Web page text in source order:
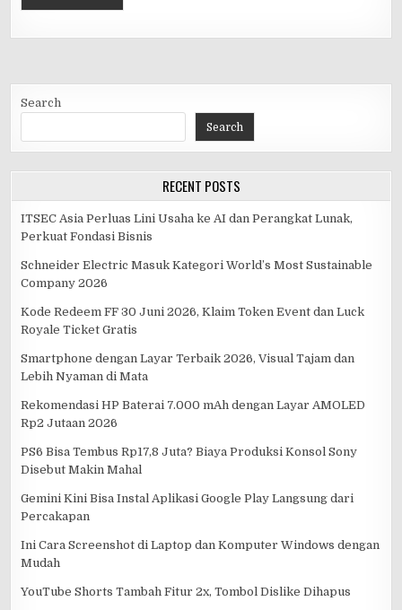
Search
Search
RECENT POSTS
ITSEC Asia Perluas Lini Usaha ke AI dan Perangkat Lunak,
Perkuat Fondasi Bisnis
Schneider Electric Masuk Kategori World’s Most Sustainable
Company 2026
Kode Redeem FF 30 Juni 2026, Klaim Token Event dan Luck
Royale Ticket Gratis
Smartphone dengan Layar Terbaik 2026, Visual Tajam dan
Lebih Nyaman di Mata
Rekomendasi HP Baterai 7.000 mAh dengan Layar AMOLED
Rp2 Jutaan 2026
PS6 Bisa Tembus Rp17,8 Juta? Biaya Produksi Konsol Sony
Disebut Makin Mahal
Gemini Kini Bisa Instal Aplikasi Google Play Langsung dari
Percakapan
Ini Cara Screenshot di Laptop dan Komputer Windows dengan
Mudah
YouTube Shorts Tambah Fitur 2x, Tombol Dislike Dihapus